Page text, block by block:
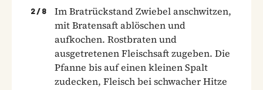
2 / 8
Im Bratrückstand Zwiebel anschwitzen,
mit Bratensaft ablöschen und
aufkochen. Rostbraten und
ausgetretenen Fleischsaft zugeben. Die
Pfanne bis auf einen kleinen Spalt
zudecken, Fleisch bei schwacher Hitze